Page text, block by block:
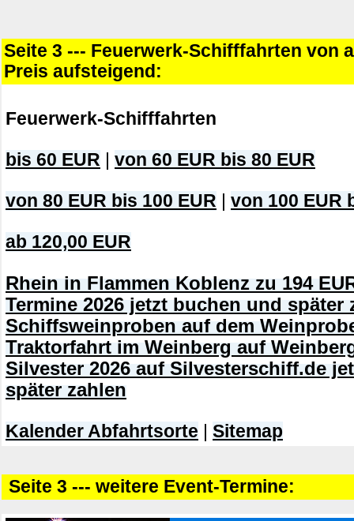
Seite 3 --- Feuerwerk-Schifffahrten von
Preis aufsteigend:
Feuerwerk-Schifffahrten
bis 60 EUR von 60 EUR bis 80 EUR
von 80 EUR bis 100 EUR von 100 EUR
ab 120,00 EUR
Rhein in Flammen Koblenz zu 194
Termine 2026 jetzt buchen und später
Schiffsweinproben auf dem
Traktorfahrt im Weinberg auf
Silvester 2026 auf Silvesterschiff.de
später zahlen
Kalender Abfahrtsorte Sitemap
Seite 3 --- weitere Event-Termine: